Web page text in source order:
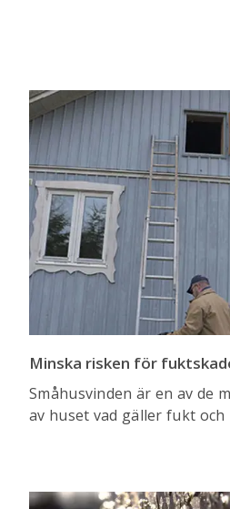
Minska risken för
Småhusvinden är en av de
av huset vad gäller fukt och